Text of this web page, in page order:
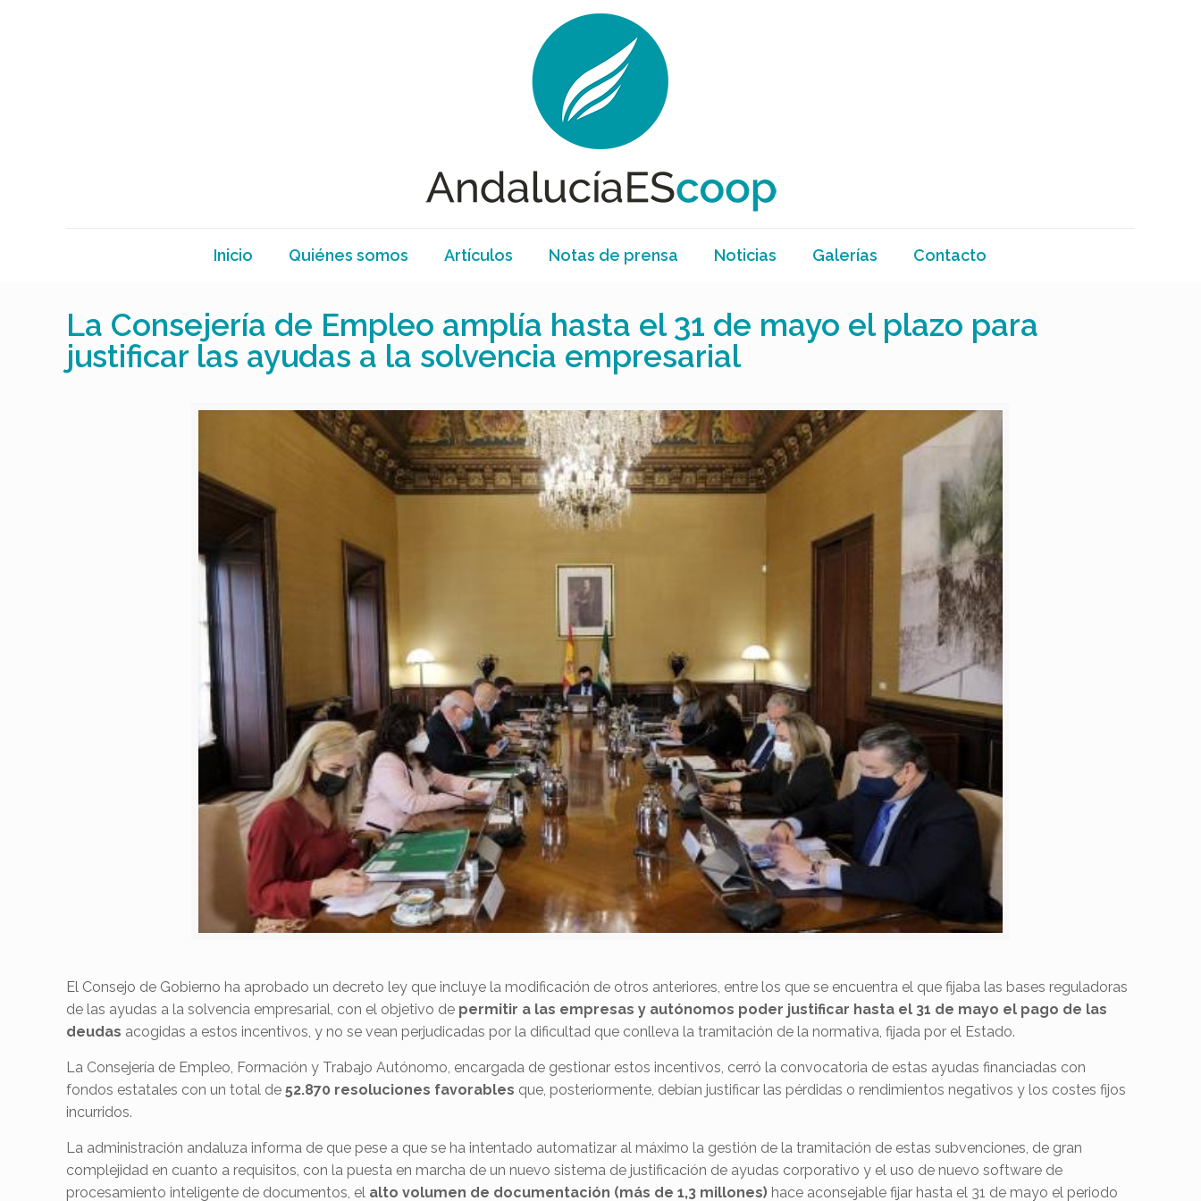
Inicio Quiénes somos Artículos Notas de prensa Noticias Galerías Contacto
La Consejería de Empleo amplía hasta el 31 de mayo el plazo para
justificar las ayudas a la solvencia empresarial
El Consejo de Gobierno ha aprobado un decreto ley que incluye la modificación de otros anteriores, entre los que se encuentra el que fijaba las bases reguladoras
de las ayudas a la solvencia empresarial, con el objetivo de permitir a las empresas y autónomos poder justificar hasta el 31 de mayo el pago de las
deudas acogidas a estos incentivos, y no se vean perjudicadas por la dificultad que conlleva la tramitación de la normativa, fijada por el Estado.
La Consejería de Empleo, Formación y Trabajo Autónomo, encargada de gestionar estos incentivos, cerró la convocatoria de estas ayudas financiadas con
fondos estatales con un total de52.870 resoluciones favorables que, posteriormente, debían justificar las pérdidas o rendimientos negativos y los costes fijos
incurridos.
La administración andaluza informa de que pese a que se ha intentado automatizar al máximo la gestión de la tramitación de estas subvenciones, de gran
complejidad en cuanto a requisitos, con la puesta en marcha de un nuevo sistema de justificación de ayudas corporativo y el uso de nuevo software de
procesamiento inteligente de documentos, el alto volumen de documentación (más de 1,3 millones) hace aconsejable fijar hasta el 31 de mayo el periodo